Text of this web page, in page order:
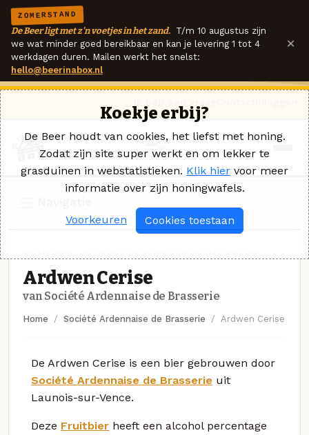
ZOMERSTAND
De Beer ligt met z'n voetjes in het zand. T/m 10 augustus zijn
we wat minder goed bereikbaar en kan je levering 1 tot 4
werkdagen duren. Mailen werkt het snelst:
hello@beerinabox.nl
×
Ardwen Cerise
van Société Ardennaise de Brasserie
Home Société Ardennaise de Brasserie Ardwen Cerise
De Ardwen Cerise is een bier gebrouwen door
Société Ardennaise de Brasserie uit
Launois-sur-Vence.
Deze Fruitbier heeft een alcohol percentage
Koekje erbij?
De Beer houdt van cookies, het liefst met honing.
Zodat zijn site super werkt en om lekker te
grasduinen in webstatistieken. Klik hier voor meer
informatie over zijn honingwafels.
Voorkeuren Cookies toestaan